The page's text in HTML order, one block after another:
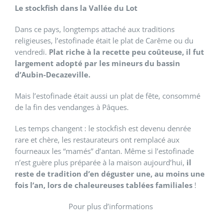
Le stockfish dans la Vallée du Lot
Dans ce pays, longtemps attaché aux traditions
religieuses, l’estofinade était le plat de Carême ou du
vendredi. Plat riche à la recette peu coûteuse, il fut
largement adopté par les mineurs du bassin
d’Aubin-Decazeville.
Mais l’estofinade était aussi un plat de fête, consommé
de la fin des vendanges à Pâques.
Les temps changent : le stockfish est devenu denrée
rare et chère, les restaurateurs ont remplacé aux
fourneaux les “mamés” d’antan. Même si l’estofinade
n’est guère plus préparée à la maison aujourd’hui, il
reste de tradition d’en déguster une, au moins une
fois l’an, lors de chaleureuses tablées familiales !
Pour plus d’informations